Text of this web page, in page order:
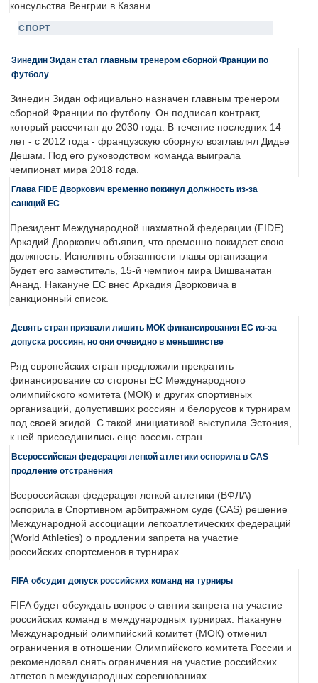
консульства Венгрии в Казани.
СПОРТ
Зинедин Зидан стал главным тренером сборной Франции по
футболу
Зинедин Зидан официально назначен главным тренером
сборной Франции по футболу. Он подписал контракт,
который рассчитан до 2030 года. В течение последних 14
лет - с 2012 года - французскую сборную возглавлял Дидье
Дешам. Под его руководством команда выиграла
чемпионат мира 2018 года.
Глава FIDE Дворкович временно покинул должность из-за
санкций ЕС
Президент Международной шахматной федерации (FIDE)
Аркадий Дворкович объявил, что временно покидает свою
должность. Исполнять обязанности главы организации
будет его заместитель, 15-й чемпион мира Вишванатан
Ананд. Накануне ЕС внес Аркадия Дворковича в
санкционный список.
Девять стран призвали лишить МОК финансирования ЕС из-за
допуска россиян, но они очевидно в меньшинстве
Ряд европейских стран предложили прекратить
финансирование со стороны ЕС Международного
олимпийского комитета (МОК) и других спортивных
организаций, допустивших россиян и белорусов к турнирам
под своей эгидой. С такой инициативой выступила Эстония,
к ней присоединились еще восемь стран.
Всероссийская федерация легкой атлетики оспорила в CAS
продление отстранения
Всероссийская федерация легкой атлетики (ВФЛА)
оспорила в Спортивном арбитражном суде (CAS) решение
Международной ассоциации легкоатлетических федераций
(World Athletics) о продлении запрета на участие
российских спортсменов в турнирах.
FIFA обсудит допуск российских команд на турниры
FIFA будет обсуждать вопрос о снятии запрета на участие
российских команд в международных турнирах. Накануне
Международный олимпийский комитет (МОК) отменил
ограничения в отношении Олимпийского комитета России и
рекомендовал снять ограничения на участие российских
атлетов в международных соревнованиях.